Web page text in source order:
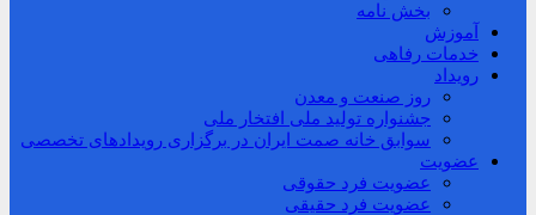
بخش نامه
آموزش
خدمات رفاهی
رویداد
روز صنعت و معدن
جشنواره تولید ملی افتخار ملی
سوابق خانه صمت ایران در برگزاری رویدادهای تخصصی
عضویت
عضویت فرد حقوقی
عضویت فرد حقیقی